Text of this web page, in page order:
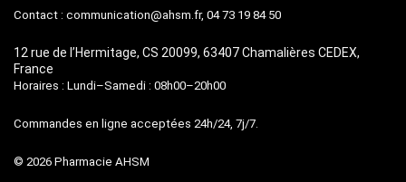
Contact : communication@ahsm.fr, 04 73 19 84 50
12 rue de l’Hermitage, CS 20099, 63407 Chamalières CEDEX,
France
Horaires : Lundi–Samedi : 08h00–20h00
Commandes en ligne acceptées 24h/24, 7j/7.
© 2026 Pharmacie AHSM